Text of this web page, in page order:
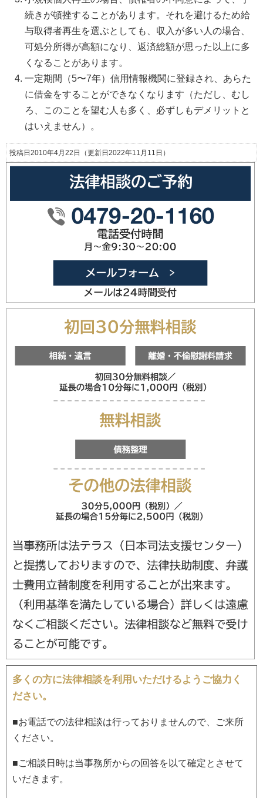
続きが頓挫することがあります。それを避けるため給
与取得者再生を選ぶとしても、収入が多い人の場合、
可処分所得が高額になり、返済総額が思った以上に多
くなることがあります。
一定期間（5〜7年）信用情報機関に登録され、あらた
に借金をすることができなくなります（ただし、むし
ろ、このことを望む人も多く、必ずしもデメリットと
はいえません）。
投稿日2010年4月22日 （更新日2022年11月11日）
多くの方に法律相談を利用いただけるようご協力く
ださい。
■お電話での法律相談は行っておりませんので、ご来所
ください。
■ご相談日時は当事務所からの回答を以て確定とさせて
いだきます。